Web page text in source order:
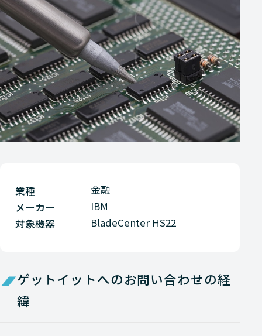
業種
金融
メーカー
IBM
対象機器
BladeCenter HS22
ゲットイットへのお問い合わせの経
緯